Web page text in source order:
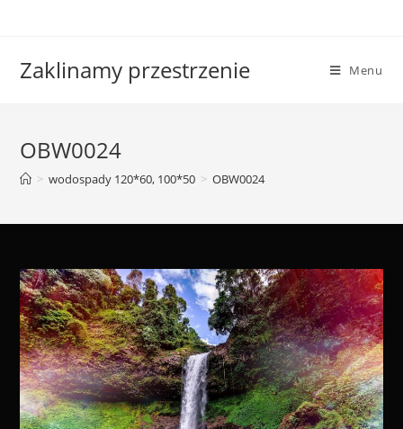
Zaklinamy przestrzenie Menu
OBW0024
> wodospady 120*60, 100*50 > OBW0024